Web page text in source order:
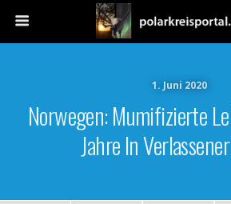
1. Juni 2020
Norwegen: Mumifizierte
Jahre In